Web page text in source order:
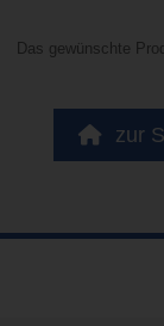
Das gewünschte
zur